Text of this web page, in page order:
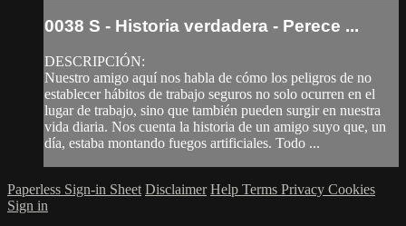
0038 S - Historia verdadera - Perece ...
DESCRIPCIÓN:
Nuestro amigo aquí nos habla de cómo los peligros de no
establecer hábitos de trabajo seguros no solo ocurren en el
lugar de trabajo, sino que también pueden surgir en nuestra
vida diaria. Nos cuenta la historia de un amigo suyo que, un
día, estaba montando fuegos artificiales. Todo ...
Paperless Sign-in Sheet Disclaimer Help Terms Privacy Cookies
Sign in